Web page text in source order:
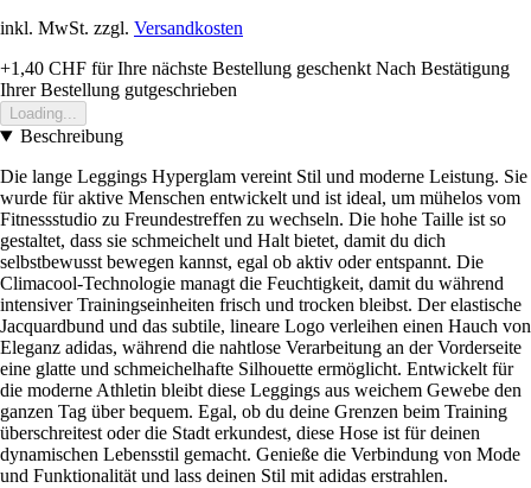
inkl. MwSt. zzgl. Versandkosten
+1,40 CHF für Ihre nächste Bestellung geschenkt Nach Bestätigung
Ihrer Bestellung gutgeschrieben
Loading...
Beschreibung
Die lange Leggings Hyperglam vereint Stil und moderne Leistung. Sie
wurde für aktive Menschen entwickelt und ist ideal, um mühelos vom
Fitnessstudio zu Freundestreffen zu wechseln. Die hohe Taille ist so
gestaltet, dass sie schmeichelt und Halt bietet, damit du dich
selbstbewusst bewegen kannst, egal ob aktiv oder entspannt. Die
Climacool-Technologie managt die Feuchtigkeit, damit du während
intensiver Trainingseinheiten frisch und trocken bleibst. Der elastische
Jacquardbund und das subtile, lineare Logo verleihen einen Hauch von
Eleganz adidas, während die nahtlose Verarbeitung an der Vorderseite
eine glatte und schmeichelhafte Silhouette ermöglicht. Entwickelt für
die moderne Athletin bleibt diese Leggings aus weichem Gewebe den
ganzen Tag über bequem. Egal, ob du deine Grenzen beim Training
überschreitest oder die Stadt erkundest, diese Hose ist für deinen
dynamischen Lebensstil gemacht. Genieße die Verbindung von Mode
und Funktionalität und lass deinen Stil mit adidas erstrahlen.